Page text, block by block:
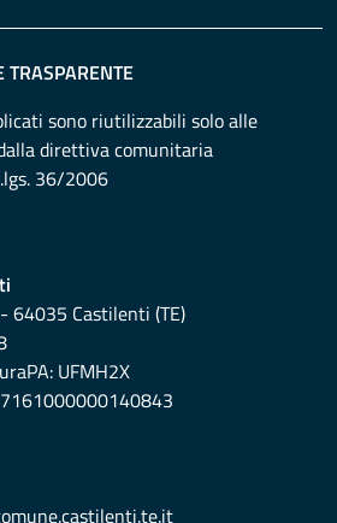
sono riutilizzabili solo alle
direttiva comunitaria
36/2006
64035 Castilenti (TE)
: UFMH2X